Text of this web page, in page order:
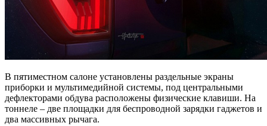
В пятиместном салоне установлены раздельные экраны
приборки и мультимедийной системы, под центральными
дефлекторами обдува расположены физические клавиши. На
тоннеле – две площадки для беспроводной зарядки гаджетов и
два массивных рычага.